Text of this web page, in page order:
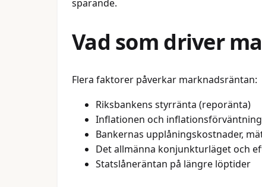
sparande.
Vad som driver
Flera faktorer påverkar marknadsräntan:
Riksbankens styrränta (reporänta)
Inflationen och
Bankernas upplåningskostnader,
Det allmänna konjunkturläget och
Statslåneräntan på längre löptider